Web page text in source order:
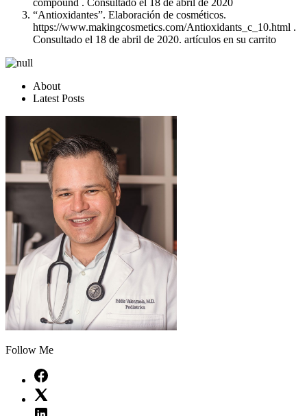
compound . Consultado el 18 de abril de 2020
“Antioxidantes”. Elaboración de cosméticos.
https://www.makingcosmetics.com/Antioxidants_c_10.html .
Consultado el 18 de abril de 2020. artículos en su carrito
About
Latest Posts
Follow Me